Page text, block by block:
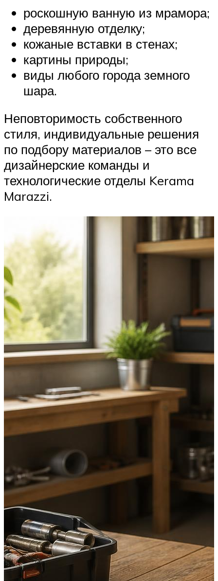
роскошную ванную из мрамора;
деревянную отделку;
кожаные вставки в стенах;
картины природы;
виды любого города земного
шара.
Неповторимость собственного
стиля, индивидуальные решения
по подбору материалов – это все
дизайнерские команды и
технологические отделы Kerama
Marazzi.